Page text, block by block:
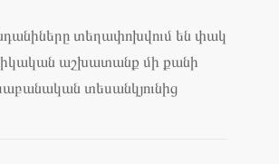
տեղափոխվում են փակ
աշխատանք մի քանի
տեսանկյունից